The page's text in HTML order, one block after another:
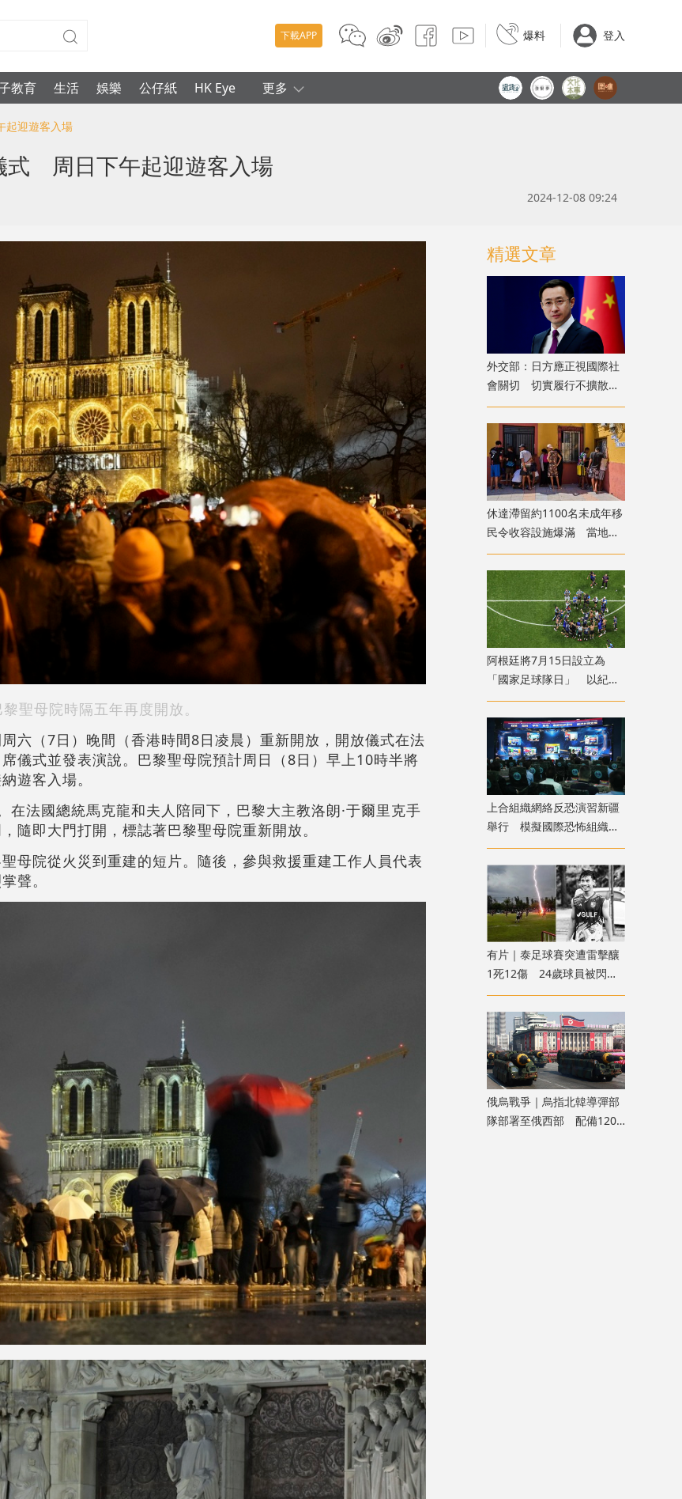
下載APP 爆料 登入
教育 生活 娛樂 公仔紙 HK Eye 更多
起迎遊客入場
式 周日下午起迎遊客入場
2024-12-08 09:24
黎聖母院時隔五年再度開放。
六（7日）晚間（香港時間8日凌晨）重新開放，開放儀式在法
儀式並發表演說。巴黎聖母院預計周日（8日）早上10時半將
遊客入場。
在法國總統馬克龍和夫人陪同下，巴黎大主教洛朗·于爾里克手
隨即大門打開，標誌著巴黎聖母院重新開放。
母院從火災到重建的短片。隨後，參與救援重建工作人員代表
聲。
精選文章
外交部：日方應正視國際社
會關切 切實履行不擴散核
武器的國際法義務
​休達滯留約1100名未成年移
民令收容設施爆滿 當地冀
移送西班牙本土
​阿根廷將7月15日設立為
「國家足球隊日」 以紀念
世盃挫英格蘭
上合組織網絡反恐演習新疆
舉行 模擬國際恐怖組織策
劃實施恐襲等情形
有片｜泰足球賽突遭雷擊釀
1死12傷 24歲球員被閃電
劈中亡
俄烏戰爭｜烏指北韓導彈部
隊部署至俄西部 配備120